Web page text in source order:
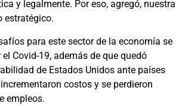
y legalmente. Por eso, agregó, nuestra
estratégico.
para este sector de la economía se
Covid-19, además de que quedó
de Estados Unidos ante países
costos y se perdieron
empleos.